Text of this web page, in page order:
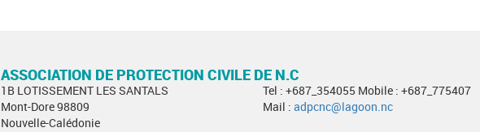
ASSOCIATION DE PROTECTION CIVILE DE N.C
1B LOTISSEMENT LES SANTALS
Mont-Dore 98809
Nouvelle-Calédonie
Tel : +687_354055 Mobile : +687_775407
Mail : adpcnc@lagoon.nc